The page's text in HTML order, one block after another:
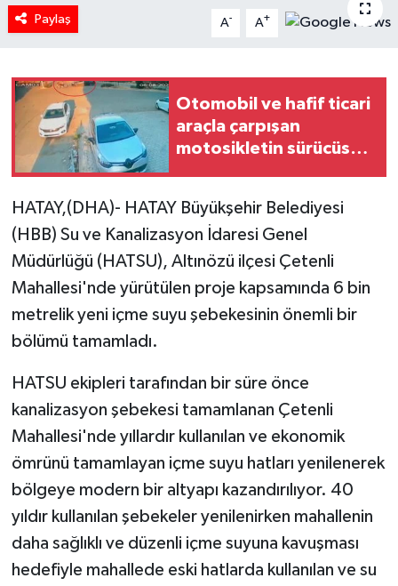
Paylaş A- A+
Otomobil ve hafif ticari
araçla çarpışan
motosikletin sürücüsü
HATAY,(DHA)- HATAY Büyükşehir Belediyesi
(HBB) Su ve Kanalizasyon İdaresi Genel
Müdürlüğü (HATSU), Altınözü ilçesi Çetenli
Mahallesi'nde yürütülen proje kapsamında 6 bin
metrelik yeni içme suyu şebekesinin önemli bir
bölümü tamamladı.
HATSU ekipleri tarafından bir süre önce
kanalizasyon şebekesi tamamlanan Çetenli
Mahallesi'nde yıllardır kullanılan ve ekonomik
ömrünü tamamlayan içme suyu hatları yenilenerek
bölgeye modern bir altyapı kazandırılıyor. 40
yıldır kullanılan şebekeler yenilenirken mahallenin
daha sağlıklı ve düzenli içme suyuna kavuşması
hedefiyle mahallede eski hatlarda kullanılan ve su